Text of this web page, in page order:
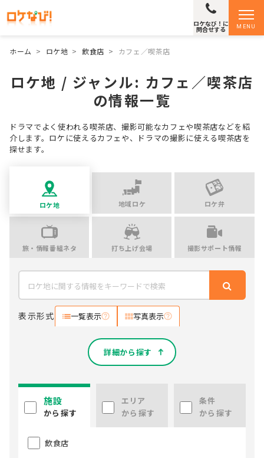
MENU
ロケなび！に
問合せする
ホーム > ロケ地 > 飲食店 > カフェ／喫茶店
ロケ地 / ジャンル: カフェ／喫茶店
の情報一覧
ドラマでよく使われる喫茶店、撮影可能なカフェや喫茶店などを紹
介します。ロケに使えるカフェや、ドラマの撮影に使える喫茶店を
探せます。
ロケ地 地域ロケ ロケ弁
旅・情報番組ネタ 打ち上げ会場 撮影サポート情報
表示形式 一覧表示 写真表示
詳細から探す
施設
から探す
エリア
から探す
条件
から探す
飲食店